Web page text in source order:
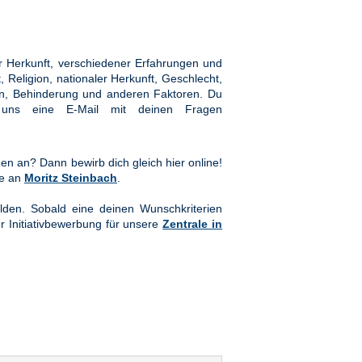
verschiedener Erfahrungen und
nationaler Herkunft, Geschlecht,
Behinderung und anderen Faktoren. Du
eine E-Mail mit deinen Fragen
an? Dann bewirb dich gleich hier online!
an Moritz Steinbach
Sobald eine deinen Wunschkriterien
Initiativbewerbung für unsereZentrale in